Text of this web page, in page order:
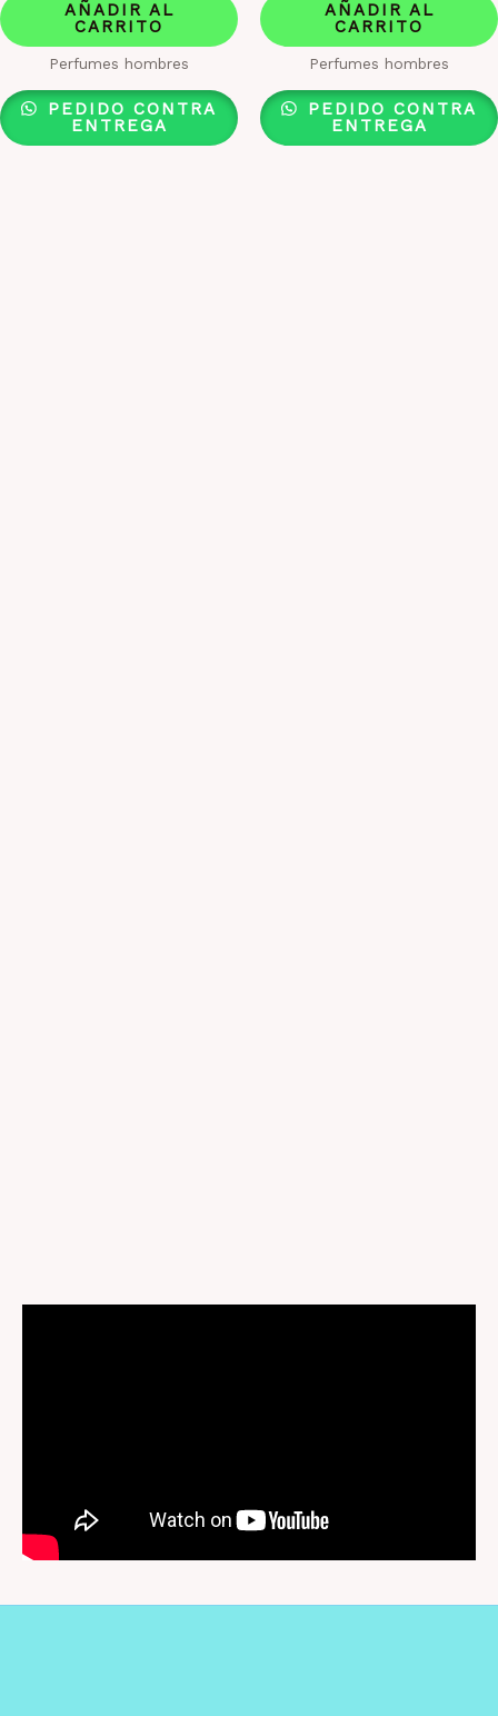
AÑADIR AL
CARRITO
Perfumes hombres
PEDIDO CONTRA
ENTREGA
AÑADIR AL
CARRITO
Perfumes hombres
PEDIDO CONTRA
ENTREGA